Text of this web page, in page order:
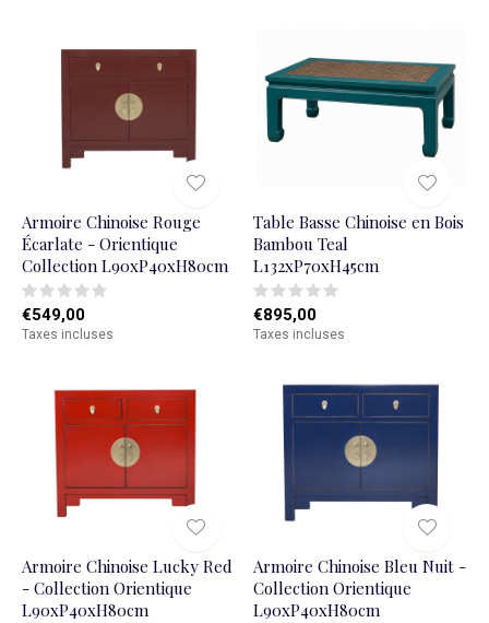
Armoire Chinoise Rouge
Écarlate - Orientique
Collection L90xP40xH80cm
€549,00
Taxes incluses
Table Basse Chinoise en Bois
Bambou Teal
L132xP70xH45cm
€895,00
Taxes incluses
Armoire Chinoise Lucky Red
- Collection Orientique
L90xP40xH80cm
Armoire Chinoise Bleu Nuit -
Collection Orientique
L90xP40xH80cm